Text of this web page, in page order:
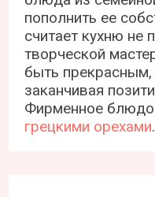
пополнить ее
считает кухню
творческой
быть прекрасным,
заканчивая
Фирменное
грецкими орехами.